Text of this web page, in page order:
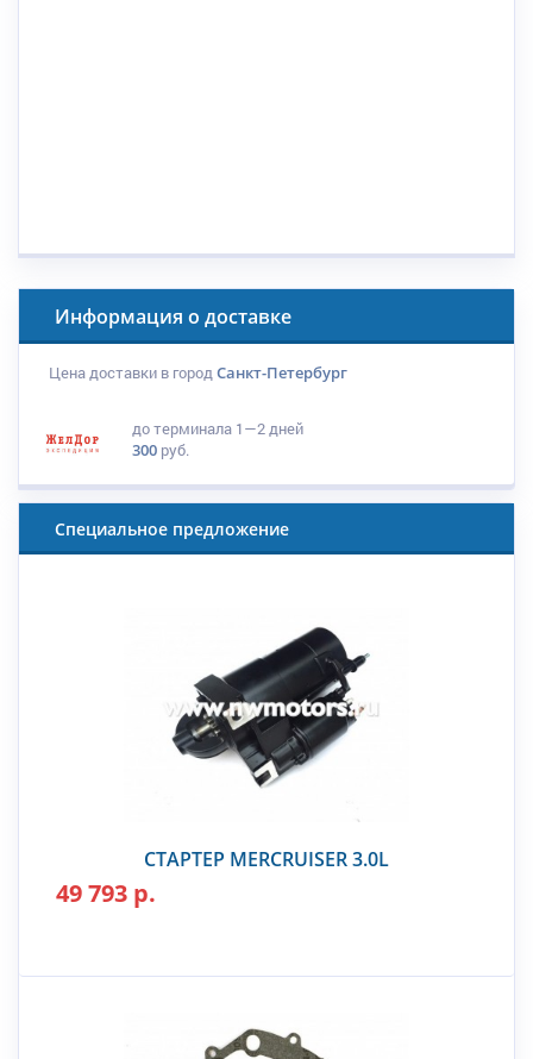
Информация о доставке
Цена доставки в городСанкт-Петербург
до терминала 1—2 дней
300 руб.
Специальное предложение
СТАРТЕР MERCRUISER 3.0L
49 793 р.